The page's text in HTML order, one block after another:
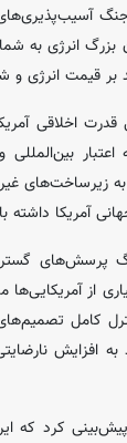
بزرگ انرژی به
قیمت انرژی و
اخلاقی
آمریکا داشته
از
کامل
افزایش
کرد که